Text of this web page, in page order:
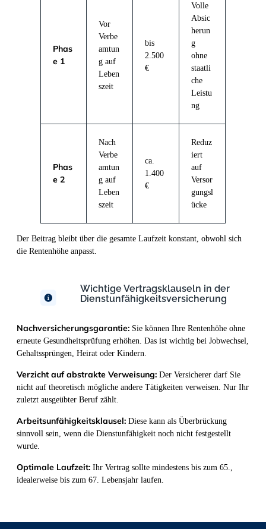
Phas
e 1
Vor
Verbe
amtun
g auf
Leben
szeit
bis
2.500
€
Volle
Absic
herun
g
ohne
staatli
che
Leistu
ng
Phas
e 2
Nach
Verbe
amtun
g auf
Leben
szeit
ca.
1.400
€
Reduz
iert
auf
Versor
gungsl
ücke
Der Beitrag bleibt über die gesamte Laufzeit konstant, obwohl sich
die Rentenhöhe anpasst.
Wichtige Vertragsklauseln in der
Dienst­unfähig­keits­versicher­ung
Nachversicherungsgarantie: Sie können Ihre Rentenhöhe ohne
erneute Gesundheitsprüfung erhöhen. Das ist wichtig bei Jobwechsel,
Gehaltssprüngen, Heirat oder Kindern.
Verzicht auf abstrakte Verweisung: Der Versicherer darf Sie
nicht auf theoretisch mögliche andere Tätigkeiten verweisen. Nur Ihr
zuletzt ausgeübter Beruf zählt.
Arbeitsunfähigkeitsklausel: Diese kann als Überbrückung
sinnvoll sein, wenn die Dienstunfähigkeit noch nicht festgestellt
wurde.
Optimale Laufzeit: Ihr Vertrag sollte mindestens bis zum 65.,
idealerweise bis zum 67. Lebensjahr laufen.